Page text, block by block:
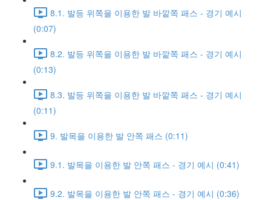
8.1. 발등 위쪽을 이용한 발 바깥쪽 패스 - 경기 예시
(0:07)
8.2. 발등 위쪽을 이용한 발 바깥쪽 패스 - 경기 예시
(0:13)
8.3. 발등 위쪽을 이용한 발 바깥쪽 패스 - 경기 예시
(0:11)
9. 발목을 이용한 발 안쪽 패스 (0:11)
9.1. 발목을 이용한 발 안쪽 패스 - 경기 예시 (0:41)
9.2. 발목을 이용한 발 안쪽 패스 - 경기 예시 (0:36)